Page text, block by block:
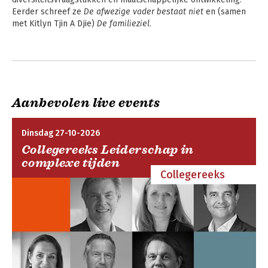
Eerder schreef ze De afwezige vader bestaat niet en (samen
met Kitlyn Tjin A Djie) De familieziel.
Andere boeken door Irene Zwaan
Beschermjassen Als ik luister
Aanbevolen live events
Dinsdag 27-10-2026
Collegereeks Leiderschap in
complexe tijden
Collegereeks